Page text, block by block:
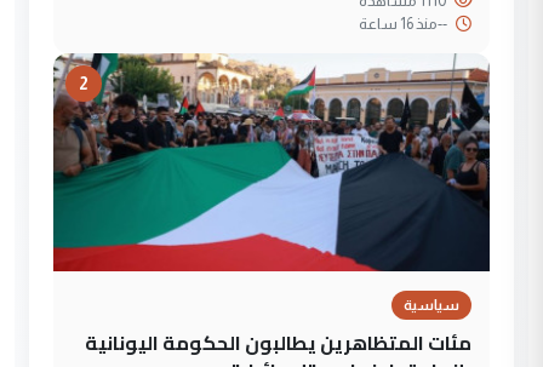
--منذ 16 ساعة
2
سياسية
مئات المتظاهرين يطالبون الحكومة اليونانية